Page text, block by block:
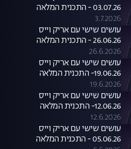
03.07.26 - התכנית המלאה
3.7.2026
עושים שישי עם אריק וייס
26.06.26 - התכנית המלאה
26.6.2026
עושים שישי עם אריק וייס
19.06.26- התכנית המלאה
19.6.2026
עושים שישי עם אריק וייס
12.06.26- התכנית המלאה
12.6.2026
עושים שישי עם אריק וייס
05.06.26 - התכנית המלאה